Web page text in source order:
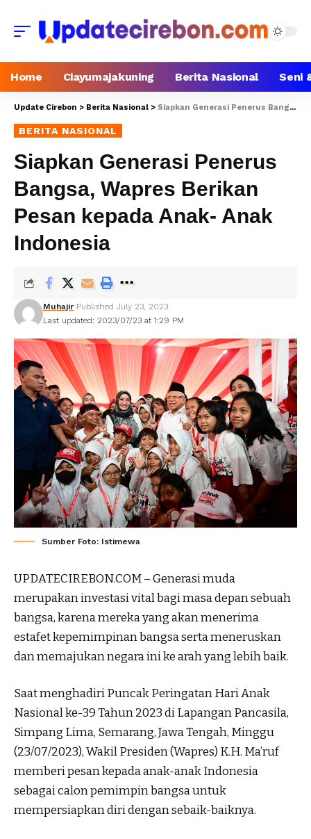
Home Ciayumajakuning Berita Nasional Seni
Update Cirebon > Berita Nasional > Siapkan Generasi Penerus Bangsa, Wapres Berikan Pesan kepada Anak- Anak Indonesia
BERITA NASIONAL
Siapkan Generasi Penerus
Bangsa, Wapres Berikan
Pesan kepada Anak- Anak
Indonesia
Last updated: 2023/07/23 at 1:29 PM
Muhajir Published July 23, 2023
Sumber Foto: Istimewa
UPDATECIREBON.COM – Generasi muda
merupakan investasi vital bagi masa depan sebuah
bangsa, karena mereka yang akan menerima
estafet kepemimpinan bangsa serta meneruskan
dan memajukan negara ini ke arah yang lebih baik.
Saat menghadiri Puncak Peringatan Hari Anak
Nasional ke-39 Tahun 2023 di Lapangan Pancasila,
Simpang Lima, Semarang, Jawa Tengah, Minggu
(23/07/2023), Wakil Presiden (Wapres) K.H. Ma’ruf
memberi pesan kepada anak-anak Indonesia
sebagai calon pemimpin bangsa untuk
mempersiapkan diri dengan sebaik-baiknya.